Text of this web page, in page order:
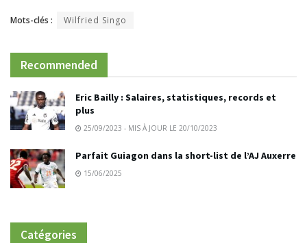
Mots-clés : Wilfried Singo
Recommended
Eric Bailly : Salaires, statistiques, records et
plus
25/09/2023 - MIS À JOUR LE 20/10/2023
Parfait Guiagon dans la short-list de l’AJ Auxerre
15/06/2025
Catégories